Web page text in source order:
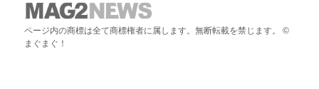
ページ内の商標は全て商標権者に属します。無断転載を禁じます。 ©
まぐまぐ！